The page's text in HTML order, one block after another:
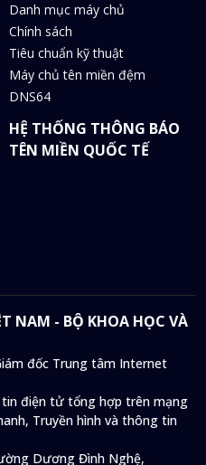
Danh mục máy chủ
Chính sách
Tiêu chuẩn kỹ thuật
Máy chủ tên miền đệm
DNS64
HỆ THỐNG THÔNG BÁO
TÊN MIỀN QUỐC TẾ
NAM - BỘ KHOA HỌC VÀ
đốc Trung tâm Internet
điện tử tổng hợp trên mạng
Truyền hình và thông tin
Dương Đình Nghệ,